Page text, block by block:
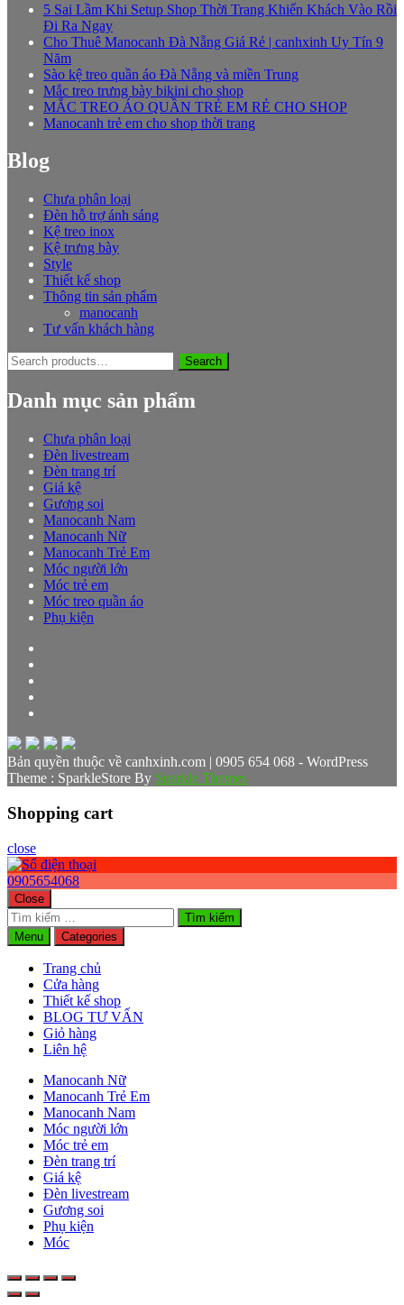
5 Sai Lầm Khi Setup Shop Thời Trang Khiến Khách Vào Rồi
Đi Ra Ngay
Cho Thuê Manocanh Đà Nẵng Giá Rẻ | canhxinh Uy Tín 9
Năm
Sào kệ treo quần áo Đà Nẵng và miền Trung
Mắc treo trưng bày bikini cho shop
MẮC TREO ÁO QUẦN TRẺ EM RẺ CHO SHOP
Manocanh trẻ em cho shop thời trang
Blog
Chưa phân loại
Đèn hỗ trợ ánh sáng
Kệ treo inox
Kệ trưng bày
Style
Thiết kế shop
Thông tin sản phẩm
manocanh
Tư vấn khách hàng
Search
for:
Search
Danh mục sản phẩm
Chưa phân loại
Đèn livestream
Đèn trang trí
Giá kệ
Gương soi
Manocanh Nam
Manocanh Nữ
Manocanh Trẻ Em
Móc người lớn
Móc trẻ em
Móc treo quần áo
Phụ kiện
Bản quyền thuộc về canhxinh.com | 0905 654 068 - WordPress
Theme : SparkleStore By Sparkle Themes
Shopping cart
close
0905654068
Close
Tìm
kiếm
cho:
Menu Categories
Trang chủ
Cửa hàng
Thiết kế shop
BLOG TƯ VẤN
Giỏ hàng
Liên hệ
Manocanh Nữ
Manocanh Trẻ Em
Manocanh Nam
Móc người lớn
Móc trẻ em
Đèn trang trí
Giá kệ
Đèn livestream
Gương soi
Phụ kiện
Móc